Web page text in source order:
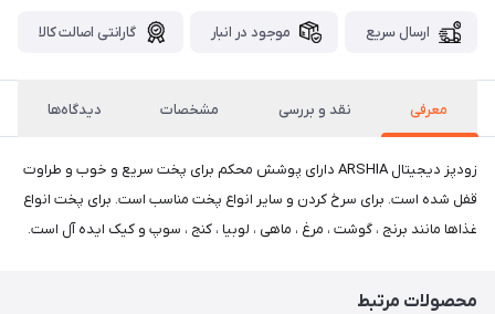
ارسال سریع موجود در انبار گارانتی اصالت کالا
معرفی نقد و بررسی مشخصات دیدگاه‌ها
زودپز دیجیتال ARSHIA دارای پوشش محکم برای پخت سریع و خوب و طراوت
قفل شده است. برای سرخ کردن و سایر انواع پخت مناسب است. برای پخت انواع
غذاها مانند برنج ، گوشت ، مرغ ، ماهی ، لوبیا ، کنج ، سوپ و کیک ایده آل است.
محصولات مرتبط